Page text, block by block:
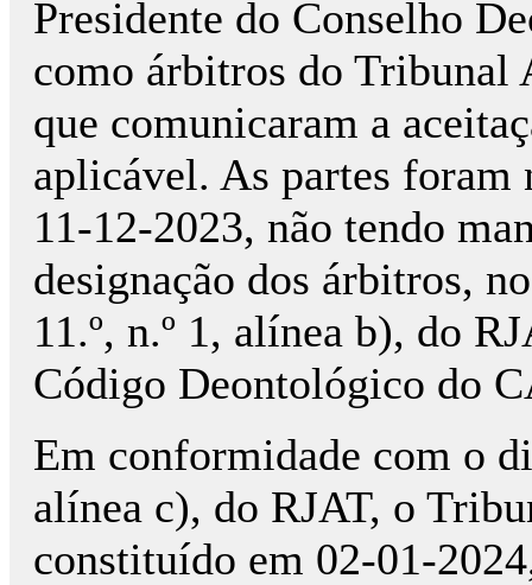
Presidente do Conselho
como árbitros do
que comunicaram a
aplicável. As partes foram
11-12-2023, não tendo
designação dos árbitros,
11.º, n.º 1, alínea b), do
Código Deontológico do
Em conformidade com o
alínea c), do RJAT, o
constituído em 02-01-